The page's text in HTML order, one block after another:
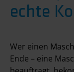
echte
Wer einen
Ende – eine